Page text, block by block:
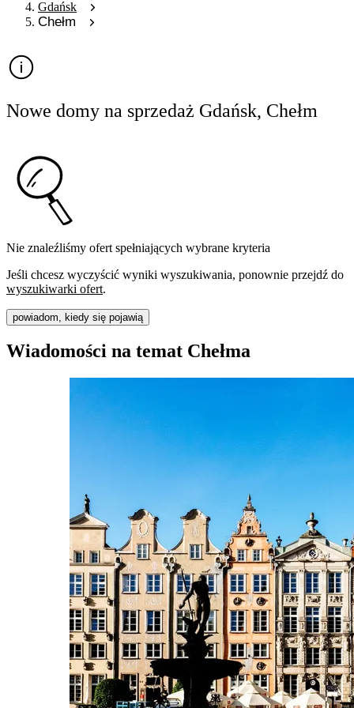
Gdańsk
Chełm
Nowe domy na sprzedaż Gdańsk, Chełm
Nie znaleźliśmy ofert spełniających wybrane kryteria
Jeśli chcesz wyczyścić wyniki wyszukiwania, ponownie przejdź do
wyszukiwarki ofert.
powiadom, kiedy się pojawią
Wiadomości na temat Chełma